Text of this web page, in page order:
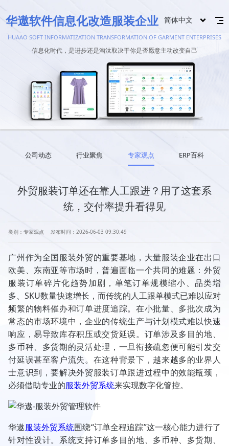
华遨软件信息化改造服装企业 简体中文
HUAAO SOFT INFORMATIZATION TRANSFORMATION OF GARMENT ENTERPRISES
信息化时代，是进步还是淘汰取决于你是否愿意主动改变自己
公司动态 行业聚焦 专家观点 ERP百科
外贸服装订单还在靠人工跟进？用了这套系
统，交付率提升看得见
类别：专家观点 发布时间：2026-06-03 09:30:49
广州作为全国服装外贸的重要基地，大量服装企业在出口
欧美、东南亚等市场时，普遍面临一个共同的难题：外贸
服装订单碎片化趋势加剧，单笔订单规模缩小、品类增
多、SKU数量快速增长，而传统的人工跟单模式已难以应对
频繁的物料催办和订单进度追踪。在小批量、多批次成为
常态的市场环境中，企业的传统生产与计划模式难以快速
响应，易导致库存积压或交货延误。订单涉及多目的地、
多币种、多货期的灵活处理，一旦衔接疏忽便可能引发交
付延误甚至客户流失。在这种背景下，越来越多的业界人
士意识到，要解决外贸服装订单跟进过程中的效能瓶颈，
必须借助专业的服装外贸系统来实现数字化管控。
华遨服装外贸系统围绕“订单全程追踪”这一核心能力进行了
针对性设计。系统支持订单多目的地、多币种、多货期、